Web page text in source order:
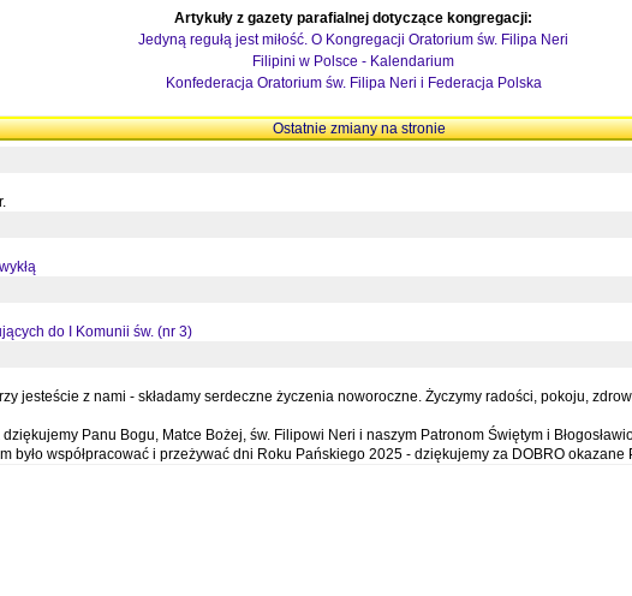
Artykuły z gazety parafialnej dotyczące kongregacji:
Jedyną regułą jest miłość. O Kongregacji Oratorium św. Filipa Neri
Filipini w Polsce - Kalendarium
Konfederacja Oratorium św. Filipa Neri i Federacja Polska
Ostatnie zmiany na stronie
do I Komunii św. (nr 3)
jesteście z nami - składamy serdeczne życzenia noworoczne. Życzymy radości, pokoju,
Panu Bogu, Matce Bożej, św. Filipowi Neri i naszym Patronom Świętym i
było współpracować i przeżywać dni Roku Pańskiego 2025 - dziękujemy za DOBRO